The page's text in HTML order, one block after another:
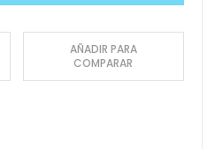
AÑADIR PARA
COMPARAR